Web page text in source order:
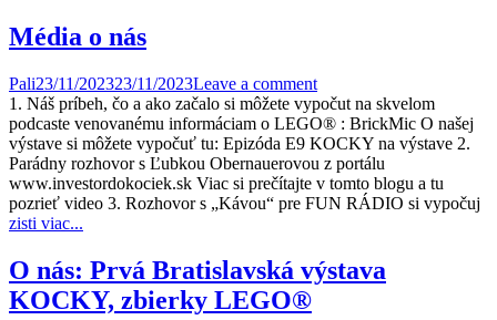
Média o nás
Pali23/11/202323/11/2023Leave a comment
1. Náš príbeh, čo a ako začalo si môžete vypočut na skvelom
podcaste venovanému informáciam o LEGO® : BrickMic O našej
výstave si môžete vypočuť tu: Epizóda E9 KOCKY na výstave 2.
Parádny rozhovor s Ľubkou Obernauerovou z portálu
www.investordokociek.sk Viac si prečítajte v tomto blogu a tu
pozrieť video 3. Rozhovor s „Kávou“ pre FUN RÁDIO si vypočuj
zisti viac...
O nás: Prvá Bratislavská výstava
KOCKY, zbierky LEGO®